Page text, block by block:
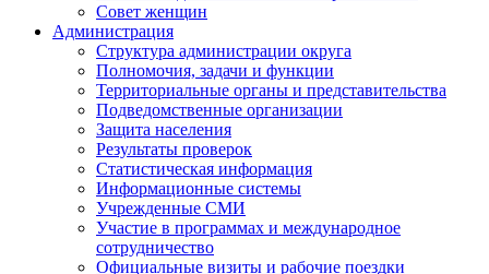
Совет женщин
Администрация
Структура администрации округа
Полномочия, задачи и функции
Территориальные органы и представительства
Подведомственные организации
Защита населения
Результаты проверок
Статистическая информация
Информационные системы
Учрежденные СМИ
Участие в программах и международное
сотрудничество
Официальные визиты и рабочие поездки